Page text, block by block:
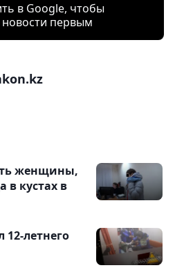
в Google, чтобы
новости первым
женщины,
кустах в
летнего